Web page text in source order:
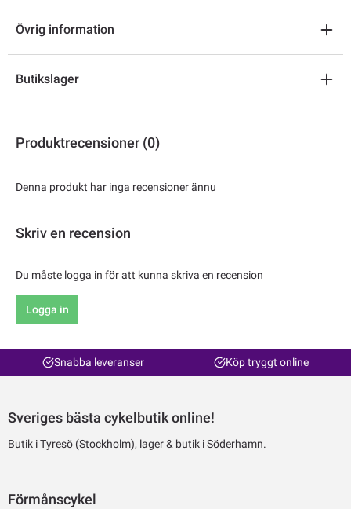
Övrig information
Butikslager
Produktrecensioner (0)
Denna produkt har inga recensioner ännu
Skriv en recension
Du måste logga in för att kunna skriva en recension
Logga in
Snabba leveranser Köp tryggt online
Sveriges bästa cykelbutik online!
Butik i Tyresö (Stockholm), lager & butik i Söderhamn.
Förmånscykel